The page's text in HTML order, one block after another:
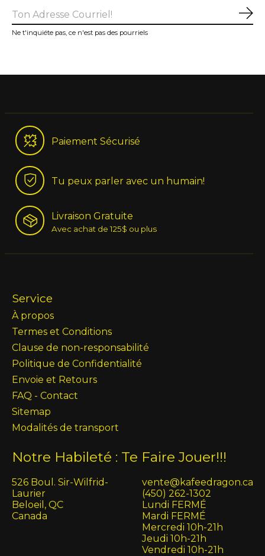
Ne t'inquiéte pas, ce n'est pas des pourriels
Paiement Sécurisé
Tu peux parler avec un humain!
Livraison Gratuite
Avec achat de 125$ ou plus
Service
À propos
Termes et Conditions
Clause de non-responsabilité
Politique de Confidentialité
Envoie et Retours
FAQ - Contact
Sitemap
Modalités de transport
Notre Habileté : Te Faire Jouer!!!
526 Boul. Sir-Wilfrid-
Laurier
Beloeil, QC
Canada
vente@kafeedragon.ca
(450) 262-1302
Lundi FERMÉ
Mardi FERMÉ
Mercredi 10h-21h
Jeudi 10h-21h
Vendredi 10h-21h